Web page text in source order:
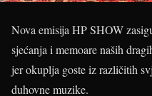
Nova emisija HP SHOW
sjećanja i memoare naših
jer okuplja goste iz različitih
duhovne muzike.